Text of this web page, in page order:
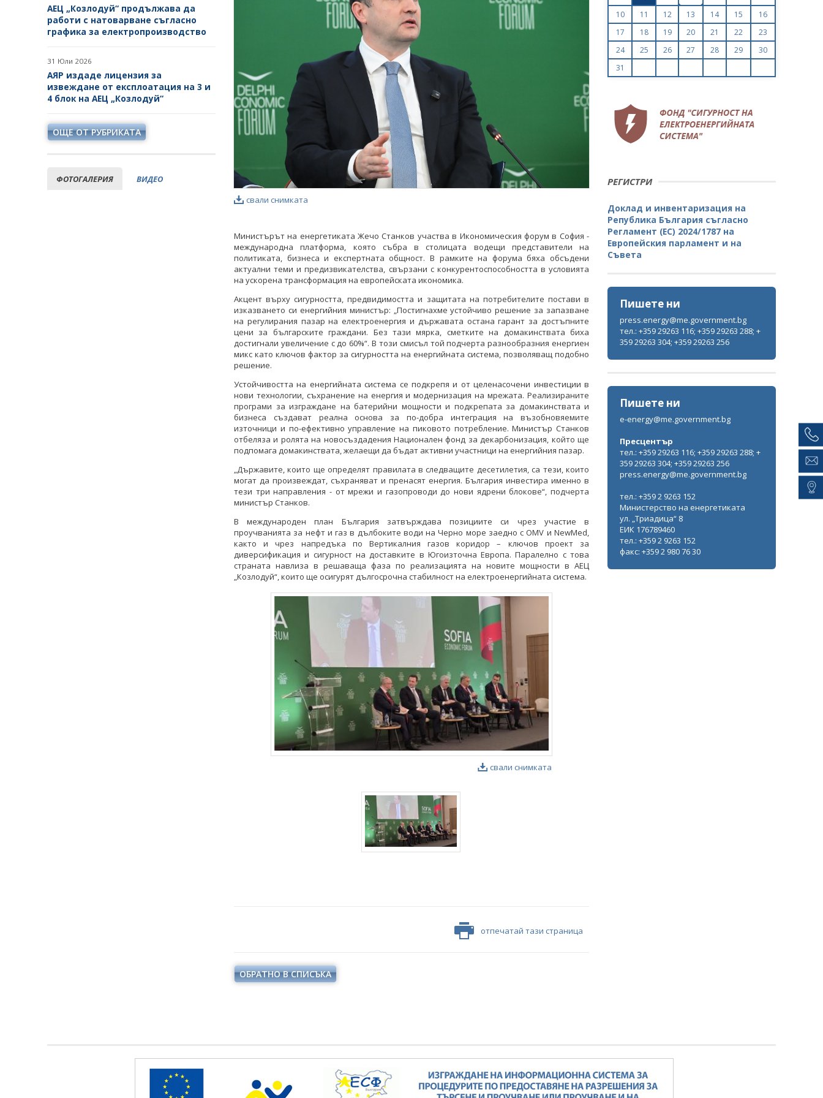
АЕЦ „Козлодуй“ продължава да
работи с натоварване съгласно
графика за електропроизводство
31 Юли 2026
АЯР издаде лицензия за
извеждане от експлоатация на 3 и
4 блок на АЕЦ „Козлодуй“
ОЩЕ ОТ РУБРИКАТА
ФОТОГАЛЕРИЯ ВИДЕО
свали снимката
Министърът на енергетиката Жечо Станков участва в Икономическия форум в София -
международна платформа, която събра в столицата водещи представители на
политиката, бизнеса и експертната общност. В рамките на форума бяха обсъдени
актуални теми и предизвикателства, свързани с конкурентоспособността в условията
на ускорена трансформация на европейската икономика.
Акцент върху сигурността, предвидимостта и защитата на потребителите постави в
изказването си енергийния министър: „Постигнахме устойчиво решение за запазване
на регулирания пазар на електроенергия и държавата остана гарант за достъпните
цени за българските граждани. Без тази мярка, сметките на домакинствата биха
достигнали увеличение с до 60%“. В този смисъл той подчерта разнообразния енергиен
микс като ключов фактор за сигурността на енергийната система, позволяващ подобно
решение.
Устойчивостта на енергийната система се подкрепя и от целенасочени инвестиции в
нови технологии, съхранение на енергия и модернизация на мрежата. Реализираните
програми за изграждане на батерийни мощности и подкрепата за домакинствата и
бизнеса създават реална основа за по-добра интеграция на възобновяемите
източници и по-ефективно управление на пиковото потребление. Министър Станков
отбеляза и ролята на новосъздадения Национален фонд за декарбонизация, който ще
подпомага домакинствата, желаещи да бъдат активни участници на енергийния пазар.
„Държавите, които ще определят правилата в следващите десетилетия, са тези, които
могат да произвеждат, съхраняват и пренасят енергия. България инвестира именно в
тези три направления - от мрежи и газопроводи до нови ядрени блокове“, подчерта
министър Станков.
В международен план България затвърждава позициите си чрез участие в
проучванията за нефт и газ в дълбоките води на Черно море заедно с OMV и NewMed,
както и чрез напредъка по Вертикалния газов коридор – ключов проект за
диверсификация и сигурност на доставките в Югоизточна Европа. Паралелно с това
страната навлиза в решаваща фаза по реализацията на новите мощности в АЕЦ
„Козлодуй“, които ще осигурят дългосрочна стабилност на електроенергийната система.
свали снимката
отпечатай тази страница
ОБРАТНО В СПИСЪКА
10
11 12 13 14 15
16
17
18 19 20 21 22
23
24
25 26 27 28 29
30
31
РЕГИСТРИ
Доклад и инвентаризация на
Република България съгласно
Регламент (ЕС) 2024/1787 на
Европейския парламент и на
Съвета
Пишете ни
press.energy@me.government.bg
тел.: +359 29263 116; +359 29263 288; +
359 29263 304; +359 29263 256
Пишете ни
e-energy@me.government.bg
Пресцентър
тел.: +359 29263 116; +359 29263 288; +
359 29263 304; +359 29263 256
press.energy@me.government.bg
тел.: +359 2 9263 152
Министерство на енергетиката
ул. „Триадица“ 8
ЕИК 176789460
тел.: +359 2 9263 152
факс: +359 2 980 76 30